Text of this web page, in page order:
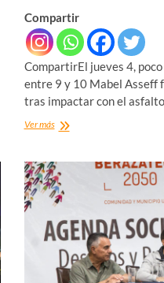
Compartir
CompartirEl jueves 4,
entre 9 y 10 Mabel Asseff
tras impactar con el
Ver másBUSCAN
LA
GOLPIZA
A
UNA
MUJER